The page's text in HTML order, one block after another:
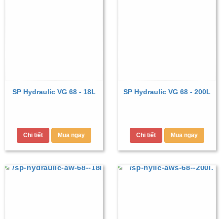
SP Hydraulic VG 68 - 18L
Chi tiết Mua ngay
SP Hydraulic VG 68 - 200L
Chi tiết Mua ngay